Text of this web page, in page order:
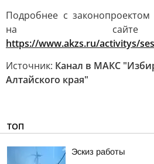
Подробнее с
на
https://www.akzs.ru/activitys/
Источник: Канал в МАКС
Алтайского края"
ТОП
Эскиз работы